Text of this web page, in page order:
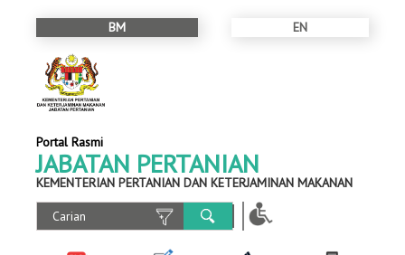
BM EN
Portal Rasmi
JABATAN PERTANIAN
KEMENTERIAN PERTANIAN DAN KETERJAMINAN MAKANAN